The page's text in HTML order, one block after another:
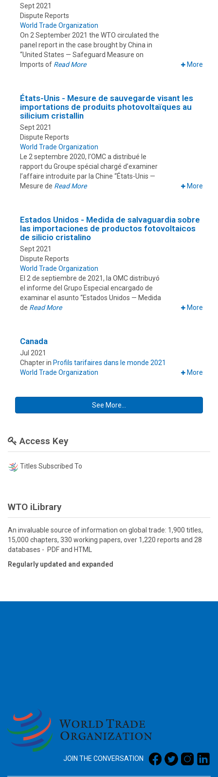
Sept 2021
Dispute Reports
World Trade Organization
On 2 September 2021 the WTO circulated the
panel report in the case brought by China in
“United States — Safeguard Measure on
Imports of Read More More
États-Unis - Mesure de sauvegarde visant les
importations de produits photovoltaïques au
silicium cristallin
Sept 2021
Dispute Reports
World Trade Organization
Le 2 septembre 2020, l’OMC a distribué le
rapport du Groupe spécial chargé d’examiner
l’affaire introduite par la Chine “États-Unis —
Mesure de Read More More
Estados Unidos - Medida de salvaguardia sobre
las importaciones de productos fotovoltaicos
de silicio cristalino
Sept 2021
Dispute Reports
World Trade Organization
El 2 de septiembre de 2021, la OMC distribuyó
el informe del Grupo Especial encargado de
examinar el asunto “Estados Unidos — Medida
de Read More More
Canada
Jul 2021
Chapter in Profils tarifaires dans le monde 2021
World Trade Organization
More
See More...
Access Key
Titles Subscribed To
WTO iLibrary
An invaluable source of information on global trade: 1,900 titles,
15,000 chapters, 330 working papers, over 1,220 reports and 28
databases - PDF and HTML
Regularly updated and expanded
JOIN THE CONVERSATION